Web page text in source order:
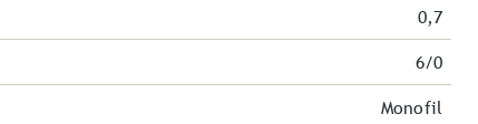
0,7
6/0
Monofil